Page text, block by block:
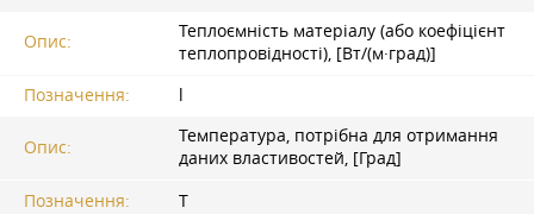
Опис:
Теплоємність матеріалу (або коефіцієнт
теплопровідності), [Вт/(м·град)]
Позначення:
Опис:
Температура, потрібна для отримання
даних властивостей, [Град]
Позначення:
T